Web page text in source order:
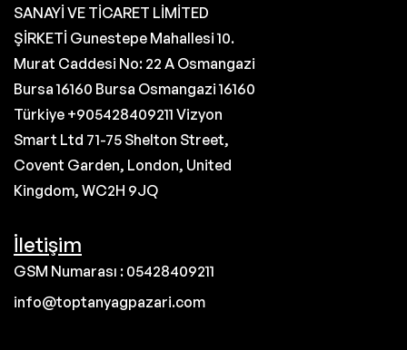
SANAYİ VE TİCARET LİMİTED
ŞİRKETİ Gunestepe Mahallesi 10.
Murat Caddesi No: 22 A Osmangazi
Bursa 16160 Bursa Osmangazi 16160
Türkiye +905428409211 Vizyon
Smart Ltd 71-75 Shelton Street,
Covent Garden, London, United
Kingdom, WC2H 9JQ
İletişim
GSM Numarası : 05428409211
info@toptanyagpazari.com